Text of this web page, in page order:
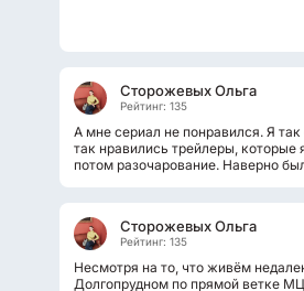
Сторожевых Ольга
Рейтинг: 135
А мне сериал не понравился. Я
так нравились трейлеры, которые
потом разочарование. Наверно
Сторожевых Ольга
Рейтинг: 135
Несмотря на то, что живём
Долгопрудном по прямой ветке